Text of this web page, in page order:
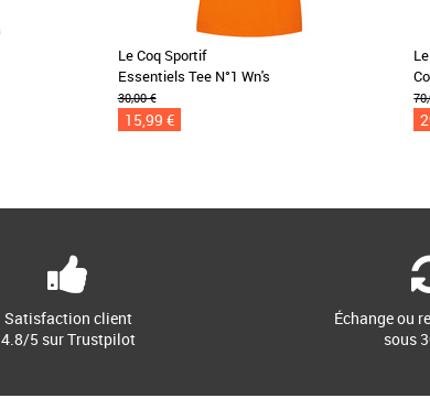
Le Coq Sportif
Essentiels Tee N°1 Wn's
30,00 €
15,99 €
Satisfaction client
4.8/5 sur Trustpilot
Échange ou
sous